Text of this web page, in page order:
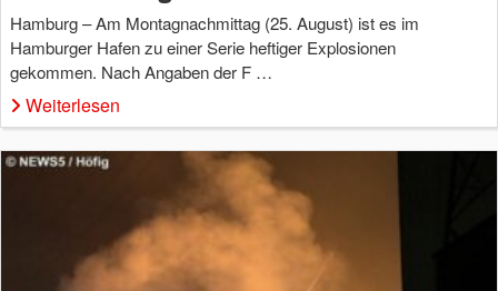
Hamburg – Am Montagnachmittag (25. August) ist es im
Hamburger Hafen zu einer Serie heftiger Explosionen
gekommen. Nach Angaben der F …
Weiterlesen